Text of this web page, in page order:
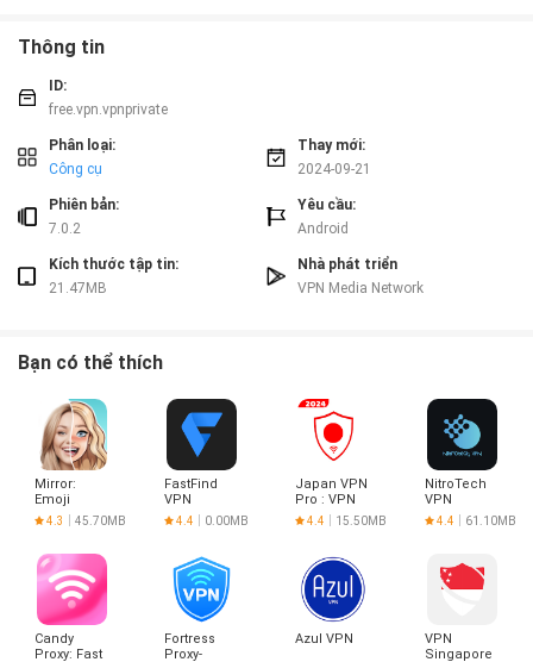
⭐ Kiểm tra máy chủ đang hoạt động tốt nhất để trải nghiệm tốt hơn
Kết luận:
BULL VPN là lựa chọn lý tưởng cho những người muốn duyệt web ẩn danh
mẽ và dễ sử dụng, BULL VPN sẽ mang lại trải nghiệm tuyệt vời cho người
dùng. Hãy tải ngay và trải nghiệm ngay hôm nay!
Thông tin
ID:
free.vpn.vpnprivate
Phân loại:
Công cụ
Thay mới:
2024-09-21
Phiên bản:
7.0.2
Yêu cầu:
Android
Kích thước tập tin:
21.47MB
Nhà phát triển
VPN Media Network
Bạn có thể thích
Mirror:
Emoji
meme
maker
4.3 45.70MB
FastFind
VPN
4.4 0.00MB
Japan VPN
Pro : VPN
For Japan
4.4 15.50MB
NitroTech
VPN
4.4 61.10MB
Candy
Proxy: Fast
Fortress
Proxy-
Azul VPN
VPN
Singapore